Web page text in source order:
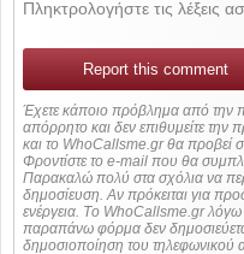
Πληκτρολογήστε τις λέξεις
Report this comment
Έχετε κάποιο πρόβλημα από την
απόρρητο και δεν επιθυμείτε
και το WhoCallsme.gr θα προβεί
Φροντίστε το e-mail που θα
Παρακαλώ πολύ στα σχόλια να
δημοσίευση. Αν πρόκειται για προσωπικό τηλέφωνο απαιτείται η ταυτοποίηση των στοιχείων πριν από οποιοδήποτε
ενέργεια. Τo WhoCallsme.gr
παραπάνω φόρμα δεν
δημοσιοποίηση του τηλεφωνικού